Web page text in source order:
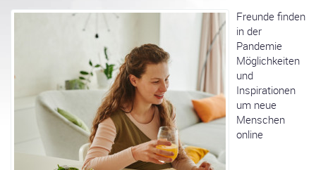
Freunde finden
in der
Pandemie
Möglichkeiten
und
Inspirationen
um neue
Menschen
online